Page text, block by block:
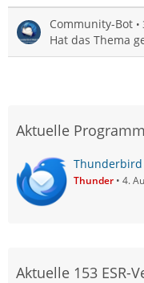
Community-Bot
Hat das Thema
Aktuelle
Thunder 4.
Aktuelle 153 ESR-